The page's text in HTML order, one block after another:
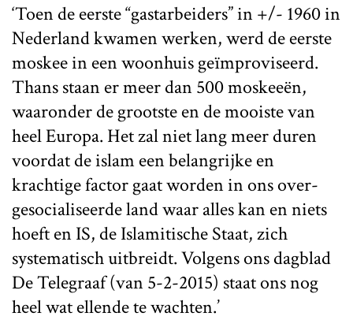
‘Toen de eerste “gastarbeiders” in +/- 1960 in
Nederland kwamen werken, werd de eerste
moskee in een woonhuis geïmproviseerd.
Thans staan er meer dan 500 moskeeën,
waaronder de grootste en de mooiste van
heel Europa. Het zal niet lang meer duren
voordat de islam een belangrijke en
krachtige factor gaat worden in ons over-
gesocialiseerde land waar alles kan en niets
hoeft en IS, de Islamitische Staat, zich
systematisch uitbreidt. Volgens ons dagblad
De Telegraaf (van 5-2-2015) staat ons nog
heel wat ellende te wachten.’